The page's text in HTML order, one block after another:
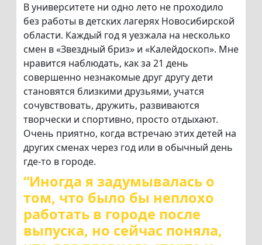
В университете ни одно лето не проходило
без работы в детских лагерях Новосибирской
области. Каждый год я уезжала на несколько
смен в «Звездный бриз» и «Калейдоскоп». Мне
нравится наблюдать, как за 21 день
совершенно незнакомые друг другу дети
становятся близкими друзьями, учатся
сочувствовать, дружить, развиваются
творчески и спортивно, просто отдыхают.
Очень приятно, когда встречаю этих детей на
других сменах через год или в обычный день
где-то в городе.
“Иногда я задумывалась о
том, что было бы неплохо
работать в городе после
выпуска, но сейчас поняла,